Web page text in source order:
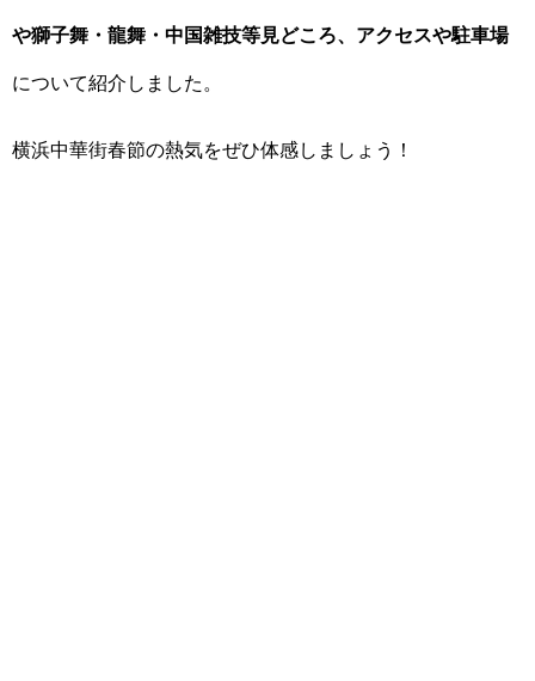
や獅子舞・龍舞・中国雑技等見どころ、アクセスや駐車場
について紹介しました。
横浜中華街春節の熱気をぜひ体感しましょう！